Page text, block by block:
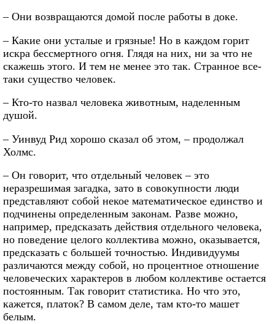
– Они возвращаются домой после работы в доке.
– Какие они усталые и грязные! Но в каждом горит
искра бессмертного огня. Глядя на них, ни за что не
скажешь этого. И тем не менее это так. Странное все-
таки существо человек.
– Кто-то назвал человека животным, наделенным
душой.
– Уинвуд Рид хорошо сказал об этом, – продолжал
Холмс.
– Он говорит, что отдельный человек – это
неразрешимая загадка, зато в совокупности люди
представляют собой некое математическое единство и
подчинены определенным законам. Разве можно,
например, предсказать действия отдельного человека,
но поведение целого коллектива можно, оказывается,
предсказать с большей точностью. Индивидуумы
различаются между собой, но процентное отношение
человеческих характеров в любом коллективе остается
постоянным. Так говорит статистика. Но что это,
кажется, платок? В самом деле, там кто-то машет
белым.